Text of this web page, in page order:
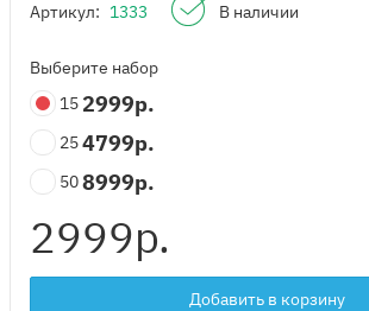
Артикул: 1333 В наличии
Выберите набор
15 2999р.
254799р.
508999р.
2999р.
Добавить в корзину